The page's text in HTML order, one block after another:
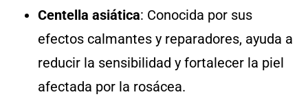
Centella asiática: Conocida por sus
efectos calmantes y reparadores, ayuda a
reducir la sensibilidad y fortalecer la piel
afectada por la rosácea.